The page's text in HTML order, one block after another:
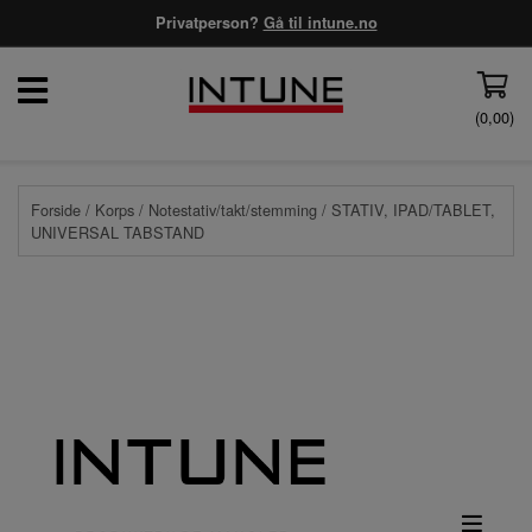
Privatperson? Gå til intune.no
(0,00)
Forside / Korps / Notestativ/takt/stemming / STATIV, IPAD/TABLET,
UNIVERSAL TABSTAND